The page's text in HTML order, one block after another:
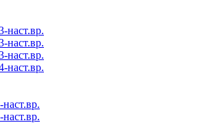
наст.вр.
наст.вр.
наст.вр.
наст.вр.